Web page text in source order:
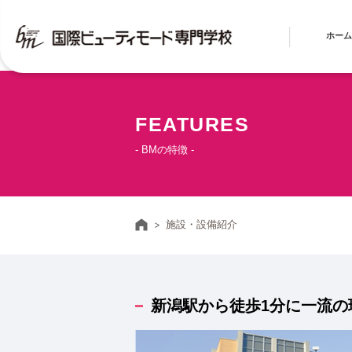
ホーム
FEATURES
- BMの特徴 -
ホーム施設・設備紹介
新潟駅から徒歩1分に一流